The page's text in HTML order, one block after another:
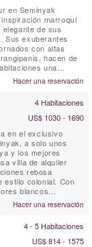
en Seminyak
marroquí
de sus
Sus exuberantes
con altas
hacen de
una
balinesa.
d’Amour es
Noches.
Hacer una reservación
4 Habitaciones
US$ 1030 - 1690
en el exclusivo
a solo unos
y los mejores
villa de alquiler
rebosa
estilo colonial. Con
blancos
es el refugio perfecto
unas vacaciones
Hacer una reservación
4 - 5 Habitaciones
US$ 814 - 1575